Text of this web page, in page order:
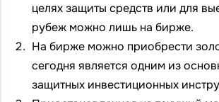
целях защиты средств или для
рубеж можно лишь на бирже.
На бирже можно приобрести
сегодня является одним из
защитных инвестиционных